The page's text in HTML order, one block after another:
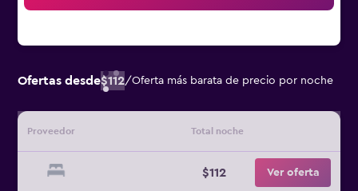
Ofertas desde$112/Oferta más barata de precio por noche
Proveedor Total noche
$112 Ver oferta